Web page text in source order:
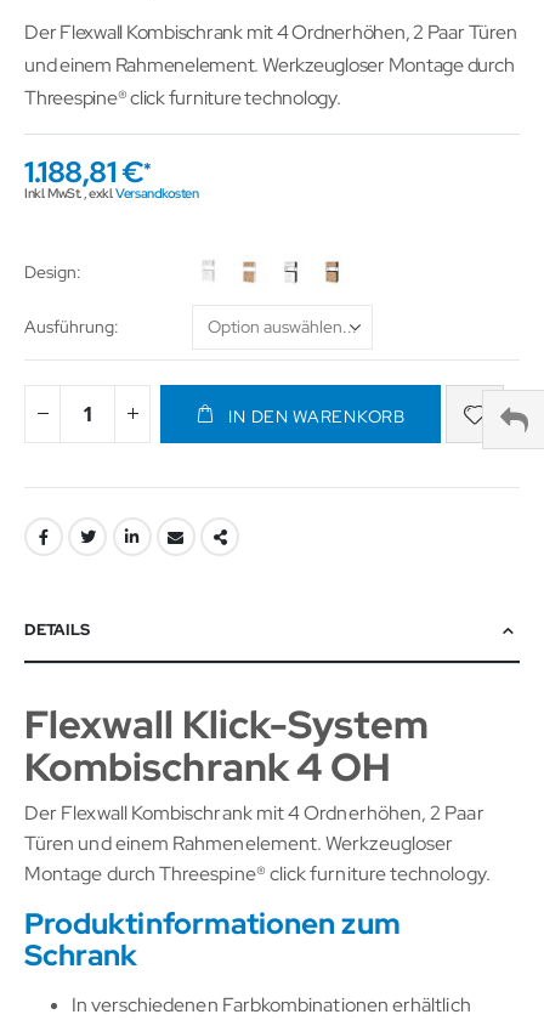
Der Flexwall Kombischrank mit 4 Ordnerhöhen, 2 Paar Türen
und einem Rahmenelement. Werkzeugloser Montage durch
Threespine® click furniture technology.
1.188,81 €
Inkl. MwSt.,exkl.Versandkosten
Design
Ausführung
IN DEN WARENKORB
DETAILS
Flexwall Klick-System
Kombischrank 4 OH
Der Flexwall Kombischrank mit 4 Ordnerhöhen, 2 Paar
Türen und einem Rahmenelement. Werkzeugloser
Montage durch Threespine® click furniture technology.
Produktinformationen zum
Schrank
In verschiedenen Farbkombinationen erhältlich